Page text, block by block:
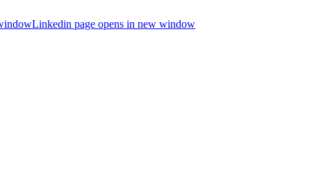
Linkedin page opens in new window